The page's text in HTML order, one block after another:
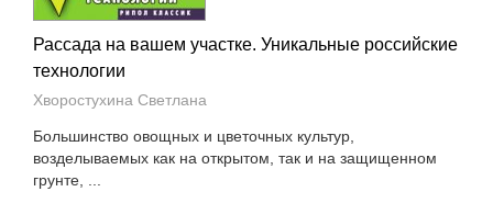
Рассада на вашем участке. Уникальные российские
технологии
Хворостухина Светлана
Большинство овощных и цветочных культур,
возделываемых как на открытом, так и на защищенном
грунте, ...